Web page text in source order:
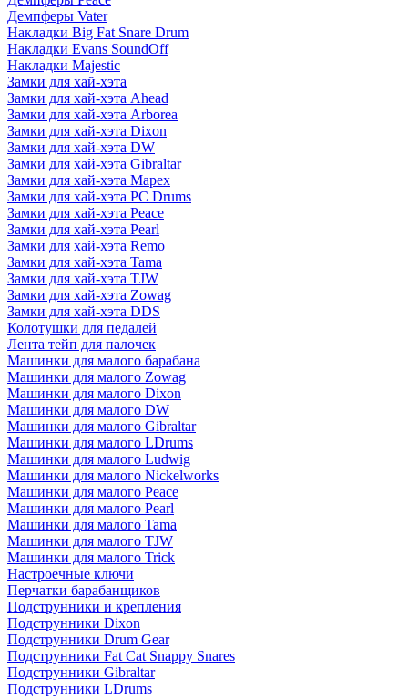
Демпферы Vater
Накладки Big Fat Snare Drum
Накладки Evans SoundOff
Накладки Majestic
Замки для хай-хэта
Замки для хай-хэта Ahead
Замки для хай-хэта Arborea
Замки для хай-хэта Dixon
Замки для хай-хэта DW
Замки для хай-хэта Gibraltar
Замки для хай-хэта Mapex
Замки для хай-хэта PC Drums
Замки для хай-хэта Peace
Замки для хай-хэта Pearl
Замки для хай-хэта Remo
Замки для хай-хэта Tama
Замки для хай-хэта TJW
Замки для хай-хэта Zowag
Замки для хай-хэта DDS
Колотушки для педалей
Лента тейп для палочек
Машинки для малого барабана
Машинки для малого Zowag
Машинки для малого Dixon
Машинки для малого DW
Машинки для малого Gibraltar
Машинки для малого LDrums
Машинки для малого Ludwig
Машинки для малого Nickelworks
Машинки для малого Peace
Машинки для малого Pearl
Машинки для малого Tama
Машинки для малого TJW
Машинки для малого Trick
Настроечные ключи
Перчатки барабанщиков
Подструнники и крепления
Подструнники Dixon
Подструнники Drum Gear
Подструнники Fat Cat Snappy Snares
Подструнники Gibraltar
Подструнники LDrums